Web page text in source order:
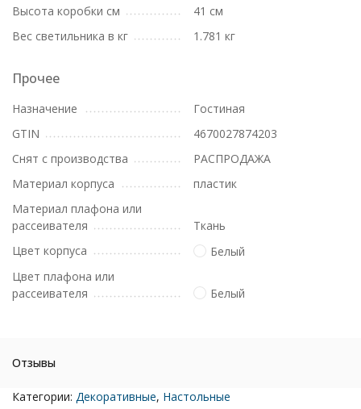
Высота коробки см
41 см
Вес светильника в кг
1.781 кг
Прочее
Назначение
Гостиная
GTIN
4670027874203
Снят с производства
РАСПРОДАЖА
Материал корпуса
пластик
Материал плафона или
рассеивателя
Ткань
Цвет корпуса
Белый
Цвет плафона или
рассеивателя
Белый
Отзывы
Категории: Декоративные, Настольные